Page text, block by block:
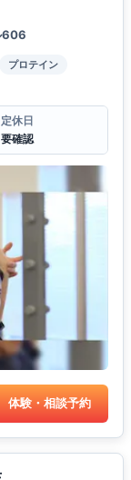
606
プロテイン
定休日
要確認
体験・相談予約